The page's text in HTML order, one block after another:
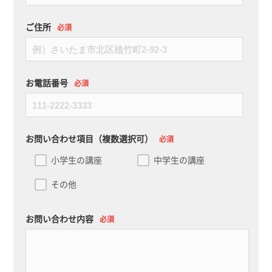
ご住所 必須
お電話番号 必須
お問い合わせ項目（複数選択可） 必須
小学生の講座 中学生の講座
その他
お問い合わせ内容 必須